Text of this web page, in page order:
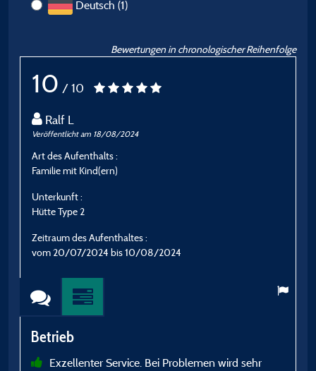
Deutsch (1)
Bewertungen in chronologischer Reihenfolge
10 / 10
Ralf L
Veröffentlicht am 18/08/2024
Art des Aufenthalts :
Familie mit Kind(ern)
Unterkunft :
Hütte Type 2
Zeitraum des Aufenthaltes :
vom 20/07/2024 bis 10/08/2024
Betrieb
Exzellenter Service. Bei Problemen wird sehr